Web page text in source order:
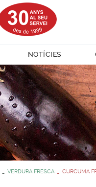
NOTÍCIES
VERDURA FRESCA CURCUMA